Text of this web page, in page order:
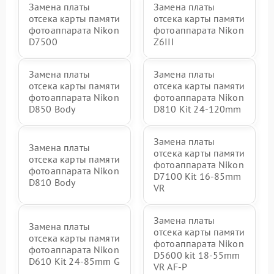
Замена платы
отсека карты памяти
фотоаппарата Nikon
D7500
Замена платы
отсека карты памяти
фотоаппарата Nikon
Z6III
Замена платы
отсека карты памяти
фотоаппарата Nikon
D850 Body
Замена платы
отсека карты памяти
фотоаппарата Nikon
D810 Kit 24-120mm
Замена платы
отсека карты памяти
фотоаппарата Nikon
D810 Body
Замена платы
отсека карты памяти
фотоаппарата Nikon
D7100 Kit 16-85mm
VR
Замена платы
отсека карты памяти
фотоаппарата Nikon
D610 Kit 24-85mm G
Замена платы
отсека карты памяти
фотоаппарата Nikon
D5600 kit 18-55mm
VR AF-P